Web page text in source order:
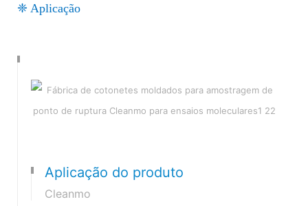
❈ Aplicação
Aplicação do produto
Cleanmo